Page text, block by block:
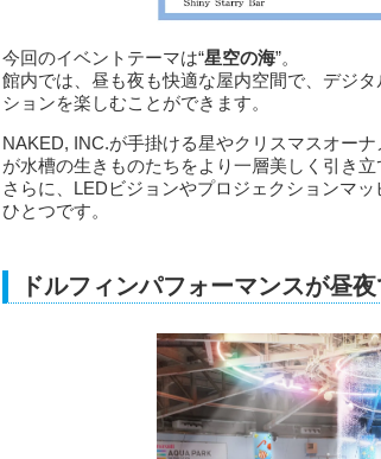
今回のイベントテーマは“星空の海”。
館内では、昼も夜も快適な屋内空間で、デジ
ションを楽しむことができます。
NAKED, INC.が手掛ける星やクリスマスオー
が水槽の生きものたちをより一層美しく引き立
さらに、LEDビジョンやプロジェクションマ
ひとつです。
ドルフィンパフォーマンスが昼